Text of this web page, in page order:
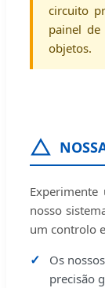
circuito
painel
objetos.
nosso
um controlo
Os
precisão